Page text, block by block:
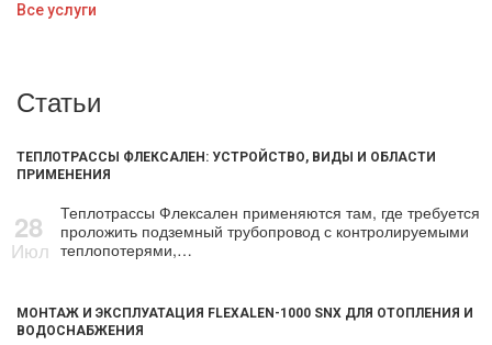
Все услуги
Статьи
ТЕПЛОТРАССЫ ФЛЕКСАЛЕН: УСТРОЙСТВО, ВИДЫ И ОБЛАСТИ
ПРИМЕНЕНИЯ
28
Июл
Теплотрассы Флексален применяются там, где требуется
проложить подземный трубопровод с контролируемыми
теплопотерями,…
МОНТАЖ И ЭКСПЛУАТАЦИЯ FLEXALEN-1000 SNX ДЛЯ ОТОПЛЕНИЯ И
ВОДОСНАБЖЕНИЯ